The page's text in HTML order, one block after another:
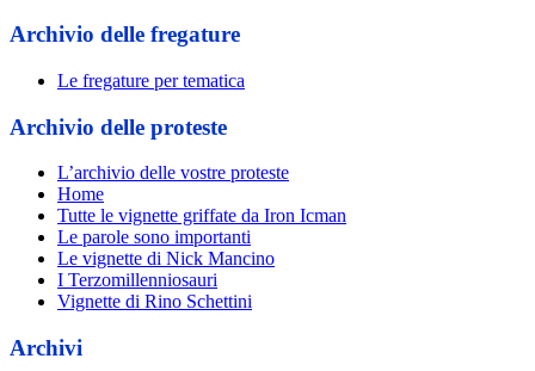
Archivio delle fregature
Le fregature per tematica
Archivio delle proteste
L’archivio delle vostre proteste
Home
Tutte le vignette griffate da Iron Icman
Le parole sono importanti
Le vignette di Nick Mancino
I Terzomillenniosauri
Vignette di Rino Schettini
Archivi